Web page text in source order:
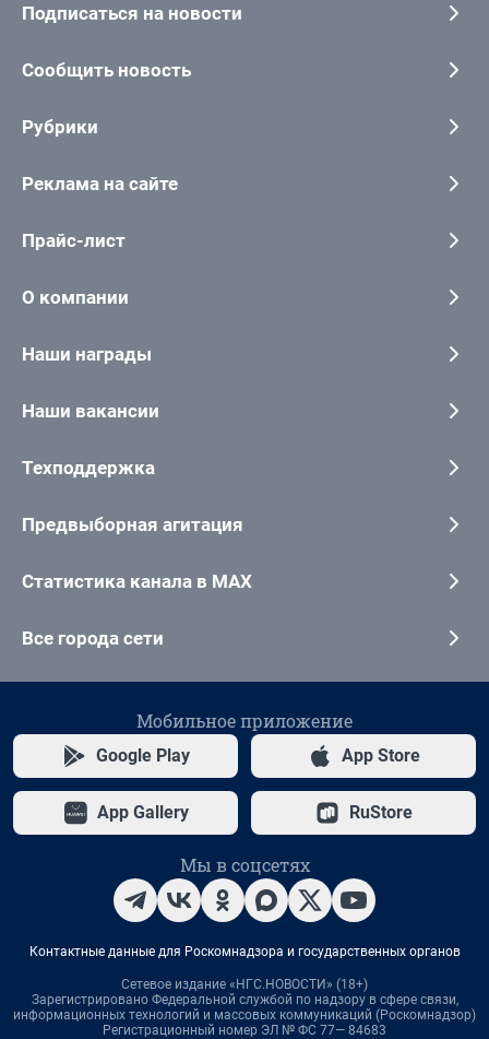
Подписаться на новости
Сообщить новость
Рубрики
Реклама на сайте
Прайс-лист
О компании
Наши награды
Наши вакансии
Техподдержка
Предвыборная агитация
Статистика канала в MAX
Все города сети
Мобильное приложение
Google Play App Store
App Gallery RuStore
Мы в соцсетях
Контактные данные для Роскомнадзора и государственных органов
Сетевое издание «НГС.НОВОСТИ» (18+)
Зарегистрировано Федеральной службой по надзору в сфере связи,
информационных технологий и массовых коммуникаций (Роскомнадзор)
Регистрационный номер ЭЛ № ФС 77— 84683